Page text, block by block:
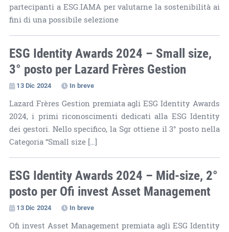
partecipanti a ESG.IAMA per valutarne la sostenibilità ai
fini di una possibile selezione
ESG Identity Awards 2024 – Small size,
3° posto per Lazard Frères Gestion
13 Dic 2024 In breve
Lazard Frères Gestion premiata agli ESG Identity Awards
2024, i primi riconoscimenti dedicati alla ESG Identity
dei gestori. Nello specifico, la Sgr ottiene il 3° posto nella
Categoria “Small size […]
ESG Identity Awards 2024 – Mid-size, 2°
posto per Ofi invest Asset Management
13 Dic 2024 In breve
Ofi invest Asset Management premiata agli ESG Identity